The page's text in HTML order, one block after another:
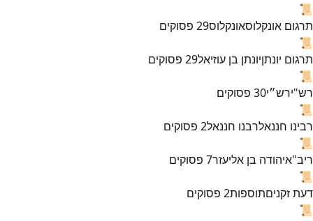
📜
תרגום אונקלוסאונקלוס29 פסוקים
📜
תרגום יונתןיונתן בן עוזיאל29 פסוקים
📜
רש"ירש״י30 פסוקים
📜
רבינו חננאלרבנו חננאל2 פסוקים
📜
ריב"איהודה בן אליעזר7 פסוקים
📜
דעת זקניםתוספות2 פסוקים
📜